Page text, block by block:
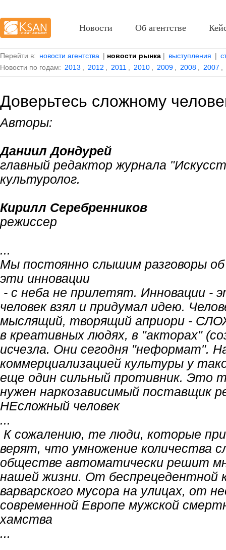
Перейти в: новости агентства | новости рынка | выступления |
Новости по годам: 2013 2012 2011 2010 2009 2008 2007
Доверьтесь сложному
Авторы:
Даниил Дондурей
главный редактор журнала
культуролог.
Кирилл Серебренников
режиссер
...
Мы постоянно слышим разговоры об
эти инновации
- с неба не прилетят. Инновации -
человек взял и придумал идею.
мыслящий, творящий априори -
в креативных людях, в "акторах"
исчезла. Они сегодня "неформат".
коммерциализацией культуры у
еще один сильный противник. Это
нужен наркозависимый поставщик
НЕсложный человек
...
К сожалению, те люди, которые
верят, что умножение количества
обществе автоматически решит
нашей жизни. От беспрецедентной
варварского мусора на улицах, от
современной Европе мужской
хамства
...
Новости Об агентстве